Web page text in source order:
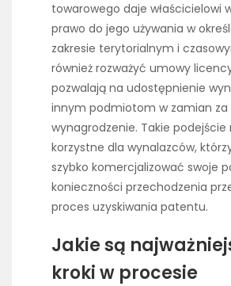
towarowego daje właścicielowi
prawo do jego używania w
zakresie terytorialnym i
również rozważyć umowy
pozwalają na udostępnienie
innym podmiotom w zamian za
wynagrodzenie. Takie podejście
korzystne dla wynalazców,
szybko komercjalizować swoje
konieczności przechodzenia
proces uzyskiwania patentu.
Jakie są
kroki w procesie